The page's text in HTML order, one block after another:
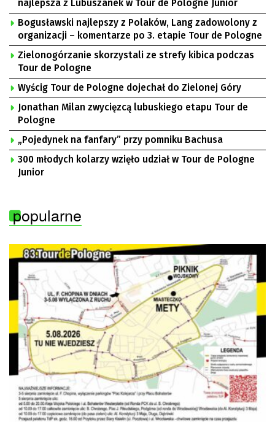
najlepsza z Lubuszanek w Tour de Pologne Junior
Bogusławski najlepszy z Polaków, Lang zadowolony z
organizacji – komentarze po 3. etapie Tour de Pologne
Zielonogórzanie skorzystali ze strefy kibica podczas
Tour de Pologne
Wyścig Tour de Pologne dojechał do Zielonej Góry
Jonathan Milan zwycięzcą lubuskiego etapu Tour de
Pologne
„Pojedynek na fanfary” przy pomniku Bachusa
300 młodych kolarzy wzięło udział w Tour de Pologne
Junior
popularne